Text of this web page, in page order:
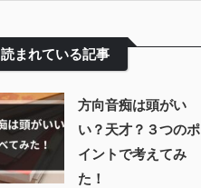
まれている記事
方向音痴は頭がい
い？天才？３つのポ
イントで考えてみ
た！